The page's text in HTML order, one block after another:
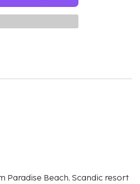
Paradise Beach, Scandic resort